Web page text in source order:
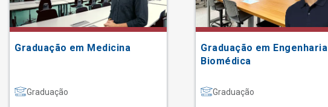
Graduação em Medicina
Graduação
Graduação em Engenharia
Biomédica
Graduação